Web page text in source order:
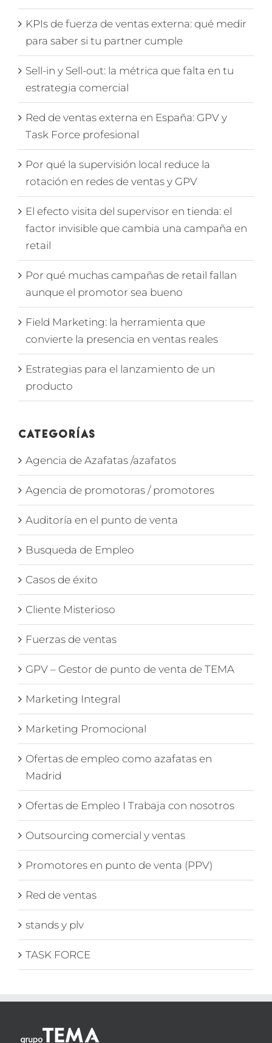
KPIs de fuerza de ventas externa: qué medir
para saber si tu partner cumple
Sell-in y Sell-out: la métrica que falta en tu
estrategia comercial
Red de ventas externa en España: GPV y
Task Force profesional
Por qué la supervisión local reduce la
rotación en redes de ventas y GPV
El efecto visita del supervisor en tienda: el
factor invisible que cambia una campaña en
retail
Por qué muchas campañas de retail fallan
aunque el promotor sea bueno
Field Marketing: la herramienta que
convierte la presencia en ventas reales
Estrategias para el lanzamiento de un
producto
Categorías
Agencia de Azafatas /azafatos
Agencia de promotoras / promotores
Auditoría en el punto de venta
Busqueda de Empleo
Casos de éxito
Cliente Misterioso
Fuerzas de ventas
GPV – Gestor de punto de venta de TEMA
Marketing Integral
Marketing Promocional
Ofertas de empleo como azafatas en
Madrid
Ofertas de Empleo I Trabaja con nosotros
Outsourcing comercial y ventas
Promotores en punto de venta (PPV)
Red de ventas
stands y plv
TASK FORCE